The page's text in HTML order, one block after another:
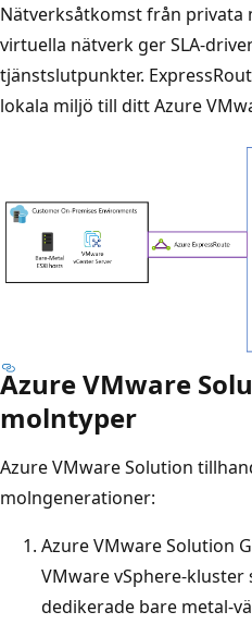
Nätverksåtkomst från privata
virtuella nätverk ger SLA-
tjänstslutpunkter.
lokala miljö till ditt Azure
Azure VMware
molntyper
Azure VMware Solution
molngenerationer:
Azure VMware Solution
VMware vSphere-kluster
dedikerade bare metal-